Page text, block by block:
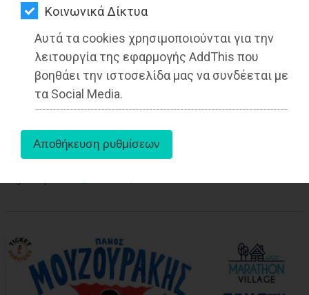
Kοινωνικά Δίκτυα
Αυτά τα cookies χρησιμοποιούνται για την
λειτουργία της εφαρμογής AddThis που
βοηθάει την ιστοσελίδα μας να συνδέεται με
τα Social Media.
ΨΙΘΥΡΟΙ
ΑΠΟΣΤΟΛΗ
ΑΡΘΡΩΝ
aboutus